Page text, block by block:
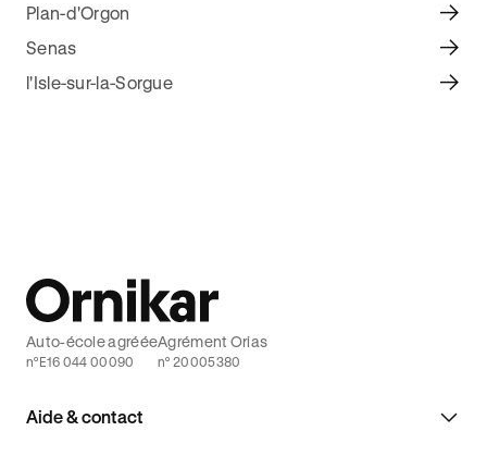
Plan-d'Orgon
Senas
l'Isle-sur-la-Sorgue
Aide & contact
Auto-école agréée
n°E16 044 00090
Agrément Orias
n° 20005380